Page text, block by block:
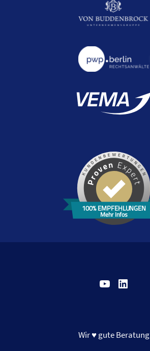
100% EMPFEHLUNGEN
Mehr Infos
YouTube LinkedIn
Wir ♥ gute Beratung